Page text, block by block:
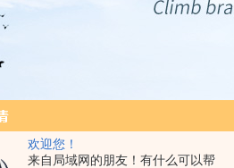
欢迎您！
来自局域网的朋友！有什么可以帮
Parker琼脂平板等），药典平板（TSA，SDA等）